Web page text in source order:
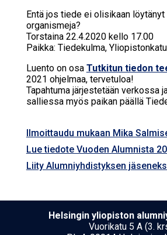
Entä jos tiede ei olisikaan löytänyt
organismeja?
Torstaina 22.4.2020 kello 17.00
Paikka: Tiedekulma,
Luento on osa Tutkitun tiedon
2021 ohjelmaa, tervetuloa!
Tapahtuma järjestetään verkossa
salliessa myös paikan päällä
Ilmoittaudu mukaan Mika
Lue tiedote Vuoden Alumnista
Liity Alumniyhdistyksen
Hel­sin­gin yli­opis­ton
Vuorikatu 5 A (3.